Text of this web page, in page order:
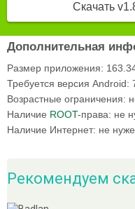
Скачать
Дополнительная
Размер приложения:
Требуется версия Android:
Возрастные ограничения:
Наличие ROOT-права: не
Наличие Интернет: не
Рекомендуем